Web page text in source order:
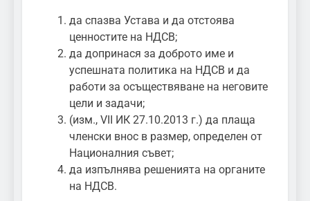
да спазва Устава и да отстоява
ценностите на НДСВ;
да допринася за доброто име и
успешната политика на НДСВ и да
работи за осъществяване на неговите
цели и задачи;
(изм., VII ИК 27.10.2013 г.) да плаща
членски внос в размер, определен от
Националния съвет;
да изпълнява решенията на органите
на НДСВ.